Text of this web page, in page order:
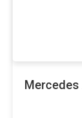
Mercedes